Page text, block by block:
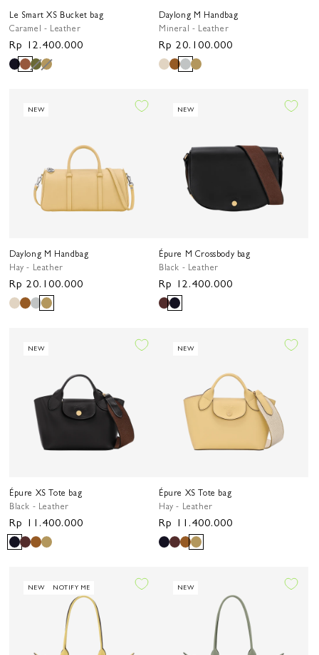
Le Smart XS Bucket bag
Caramel - Leather
Harga
reguler
Rp 12.400.000
Daylong M Handbag
Mineral - Leather
Harga
reguler
Rp 20.100.000
NEW
Daylong M Handbag
Hay - Leather
Harga
reguler
Rp 20.100.000
NEW
Épure M Crossbody bag
Black - Leather
Harga
reguler
Rp 12.400.000
NEW
Épure XS Tote bag
Black - Leather
Harga
reguler
Rp 11.400.000
NEW
Épure XS Tote bag
Hay - Leather
Harga
reguler
Rp 11.400.000
NEW NOTIFY ME NEW